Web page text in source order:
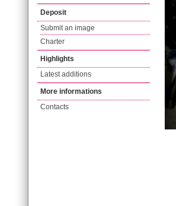
Deposit
Submit an image
Charter
Highlights
Latest additions
More informations
Contacts